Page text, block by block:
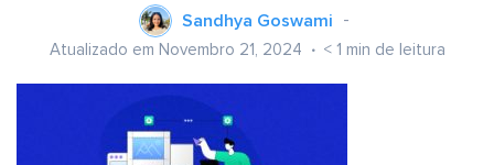
Sandhya Goswami
Atualizado em Novembro 21, 2024 < 1 min de leitura